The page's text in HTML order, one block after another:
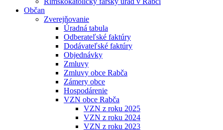
Občan
Zverejňovanie
Úradná tabula
Odberateľské faktúry
Dodávateľské faktúry
Objednávky
Zmluvy
Zmluvy obce Rabča
Zámery obce
Hospodárenie
VZN obce Rabča
VZN z roku 2025
VZN z roku 2024
VZN z roku 2023